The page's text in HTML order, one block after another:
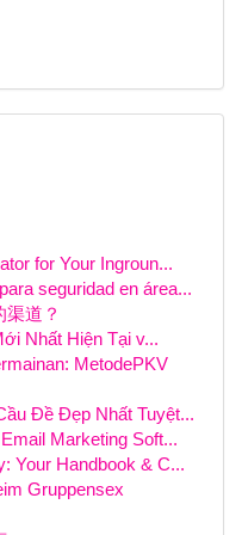
for Your Ingroun...
seguridad en área...
道？
Nhất Hiện Tại v...
MetodePKV
Đề Đẹp Nhất Tuyệt...
Marketing Soft...
Your Handbook & C...
Gruppensex